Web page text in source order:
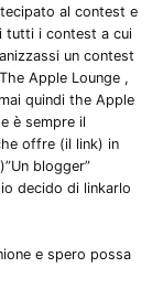
al contest e
tutti i contest a cui
un contest
Apple Lounge ,
quindi the Apple
è sempre il
offre (il link) in
blogger”
decido di linkarlo
e spero possa